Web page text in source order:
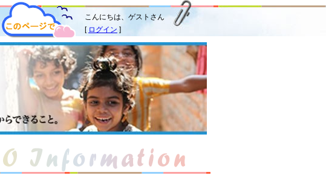
こんにちは、ゲストさん
[ ログイン ]